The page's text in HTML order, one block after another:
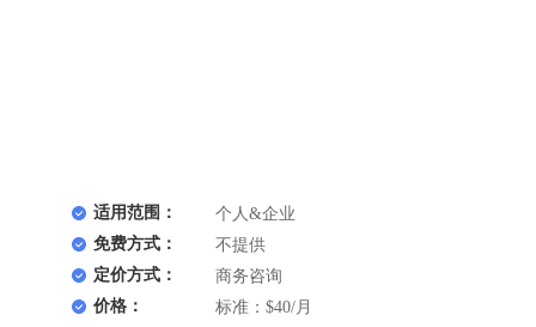
适用范围：
个人&企业
免费方式：
不提供
定价方式：
商务咨询
价格：
标准：$40/月